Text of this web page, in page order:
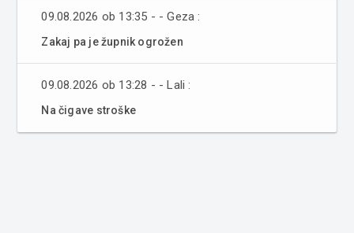
09.08.2026 ob 13:35 - - Geza :
Zakaj pa je župnik ogrožen
09.08.2026 ob 13:28 - - Lali :
Na čigave stroške